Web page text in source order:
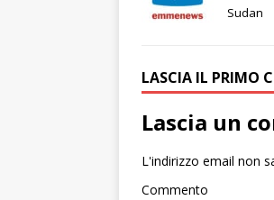
Sudan
LASCIA IL PRIMO
Lascia un
L'indirizzo email non
Commento